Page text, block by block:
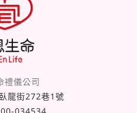
禮儀公司
龍街272巷1號